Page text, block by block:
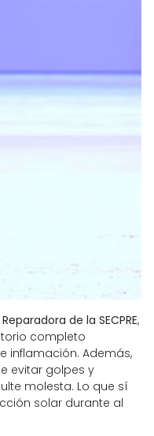
de la SECPRE,
completo
inflamación. Además,
evitar golpes y
molesta. Lo que sí
solar durante al
continúa
por la cosmética